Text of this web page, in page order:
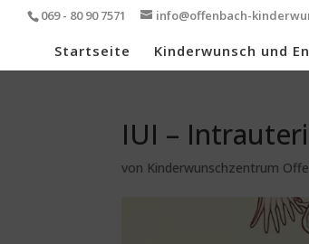
069 - 80 90 7571 info@offenbach-
Startseite Kinderwunsch und
IUI –
von Kinderwunschzentrum